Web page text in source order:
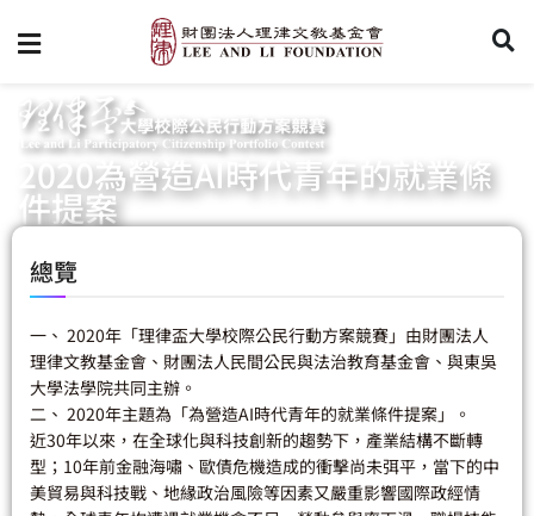
2020為營造AI時代青年的就業條
件提案
總覽
一、 2020年「理律盃大學校際公民行動方案競賽」由財團法人
理律文教基金會、財團法人民間公民與法治教育基金會、與東吳
大學法學院共同主辦。
二、 2020年主題為「為營造AI時代青年的就業條件提案」。
近30年以來，在全球化與科技創新的趨勢下，產業結構不斷轉
型；10年前金融海嘯、歐債危機造成的衝擊尚未弭平，當下的中
美貿易與科技戰、地緣政治風險等因素又嚴重影響國際政經情